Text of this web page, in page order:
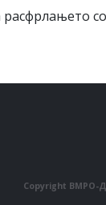
Copyright ВМРО-